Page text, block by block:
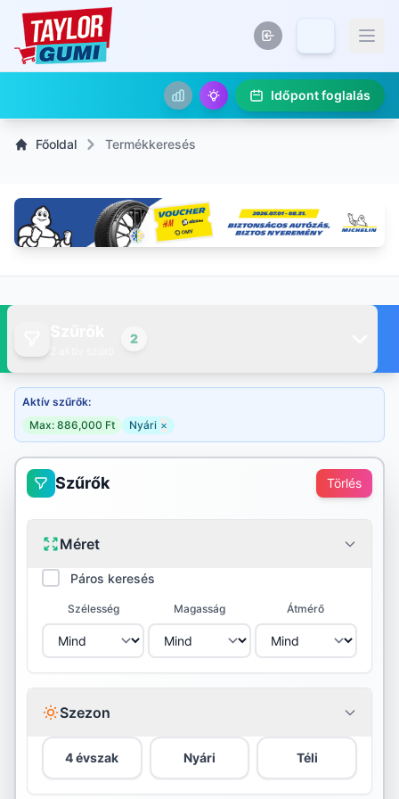
Időpont foglalás
Főoldal Termékkeresés
2
Aktív szűrők:
Max: 886,000 Ft
Nyári ×
Szűrők Törlés
Méret
Páros keresés
Szélesség Magasság Átmérő
Szezon
4 évszak Nyári Téli